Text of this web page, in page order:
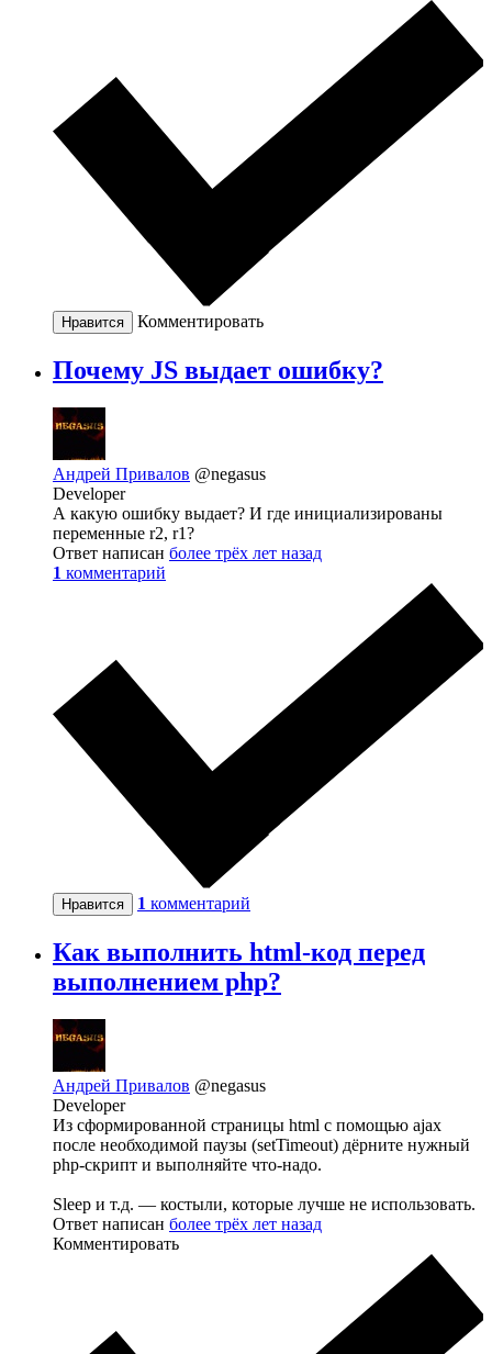
Нравится Комментировать
Почему JS выдает ошибку?
Андрей Привалов @negasus
Developer
А какую ошибку выдает? И где инициализированы
переменные r2, r1?
Ответ написан более трёх лет назад
1 комментарий
Нравится 1 комментарий
Как выполнить html-код перед
выполнением php?
Андрей Привалов @negasus
Developer
Из сформированной страницы html с помощью ajax
после необходимой паузы (setTimeout) дёрните нужный
php-скрипт и выполняйте что-надо.
Sleep и т.д. — костыли, которые лучше не использовать.
Ответ написан более трёх лет назад
Комментировать